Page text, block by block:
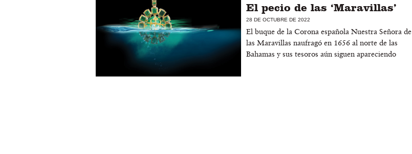
El pecio de las ‘Maravillas’
28 DE OCTUBRE DE 2022
El buque de la Corona española Nuestra Señora de
las Maravillas naufragó en 1656 al norte de las
Bahamas y sus tesoros aún siguen apareciendo